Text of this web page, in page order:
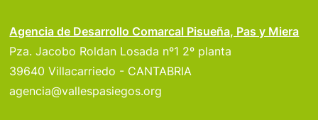
Agencia de Desarrollo Comarcal Pisueña, Pas y Miera
Pza. Jacobo Roldan Losada nº1 2º planta
39640 Villacarriedo - CANTABRIA
agencia@vallespasiegos.org